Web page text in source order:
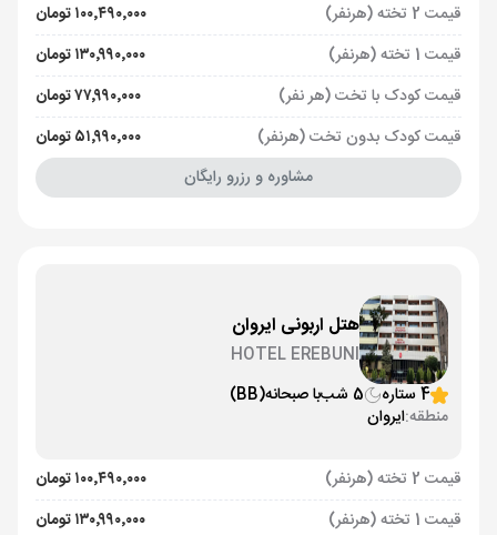
قیمت 2 تخته (هرنفر)
۱۰۰٬۴۹۰٬۰۰۰ تومان
قیمت 1 تخته (هرنفر)
۱۳۰٬۹۹۰٬۰۰۰ تومان
قیمت کودک با تخت (هر نفر)
۷۷٬۹۹۰٬۰۰۰ تومان
قیمت کودک بدون تخت (هرنفر)
۵۱٬۹۹۰٬۰۰۰ تومان
مشاوره و رزرو رایگان
هتل اربونی ایروان
HOTEL EREBUNI
4 ستاره
5 شب با صبحانه(BB)
منطقه:ایروان
قیمت 2 تخته (هرنفر)
۱۰۰٬۴۹۰٬۰۰۰ تومان
قیمت 1 تخته (هرنفر)
۱۳۰٬۹۹۰٬۰۰۰ تومان